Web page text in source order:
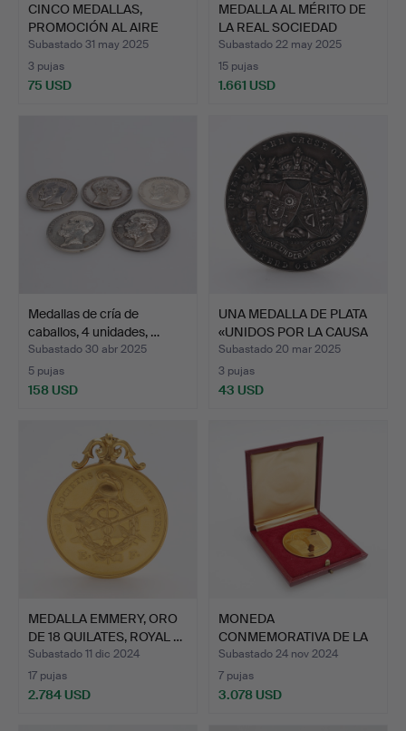
CINCO MEDALLAS,
PROMOCIÓN AL AIRE
LIBRE, P…
Subastado 31 may 2025
3 pujas
75 USD
MEDALLA AL MÉRITO DE
LA REAL SOCIEDAD
PATR…
Subastado 22 may 2025
15 pujas
1.661 USD
Medallas de cría de
caballos, 4 unidades, …
Subastado 30 abr 2025
5 pujas
158 USD
UNA MEDALLA DE PLATA
«UNIDOS POR LA CAUSA
…
Subastado 20 mar 2025
3 pujas
43 USD
MEDALLA EMMERY, ORO
DE 18 QUILATES, ROYAL …
Subastado 11 dic 2024
17 pujas
2.784 USD
MONEDA
CONMEMORATIVA DE LA
BODA REAL DE 19…
Subastado 24 nov 2024
7 pujas
3.078 USD